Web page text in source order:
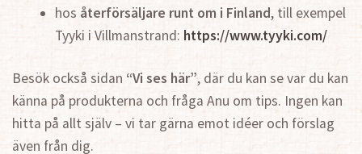
hos återförsäljare runt om i Finland, till exempel
Tyyki i Villmanstrand: https://www.tyyki.com/
Besök också sidan “Vi ses här”, där du kan se var du kan
känna på produkterna och fråga Anu om tips. Ingen kan
hitta på allt själv – vi tar gärna emot idéer och förslag
även från dig.